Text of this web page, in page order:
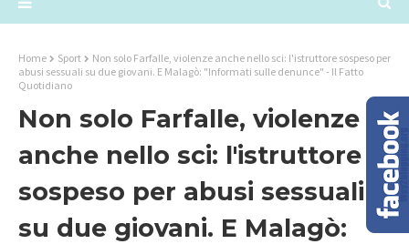
Home Sport
Non solo Farfalle, violenze anche nello sci: l'istruttore sospeso per
abusi sessuali su due giovani. E Malagò: "Informati sulle denunce" - Il Fatto
Quotidiano
Non solo Farfalle, violenze
anche nello sci: l'istruttore
sospeso per abusi sessuali
su due giovani. E Malagò: